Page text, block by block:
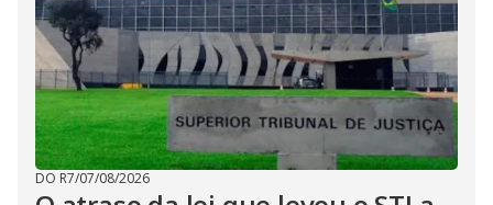
DO R7/07/08/2026